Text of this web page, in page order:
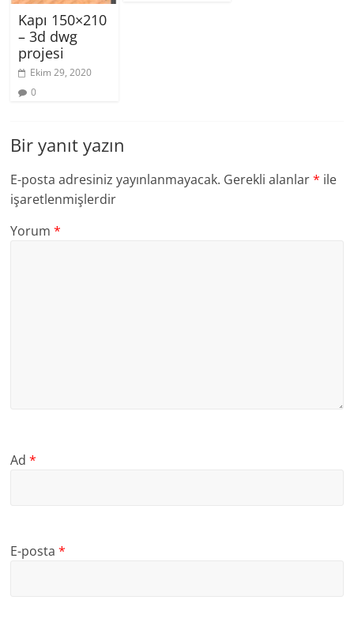
Kapı 150×210
– 3d dwg
projesi
Ekim 29, 2020
0
Bir yanıt yazın
E-posta adresiniz yayınlanmayacak. Gerekli alanlar* ile
işaretlenmişlerdir
Yorum*
Ad*
E-posta*